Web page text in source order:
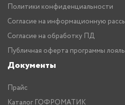
Политики конфиденциальности
Согласие на информационную
Согласие на обработку ПД
Публичная оферта программы
Документы
Прайс
Каталог ГОФРОМАТИК